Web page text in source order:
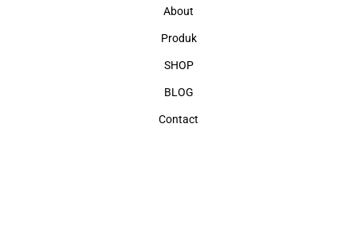
About
Produk
SHOP
BLOG
Contact